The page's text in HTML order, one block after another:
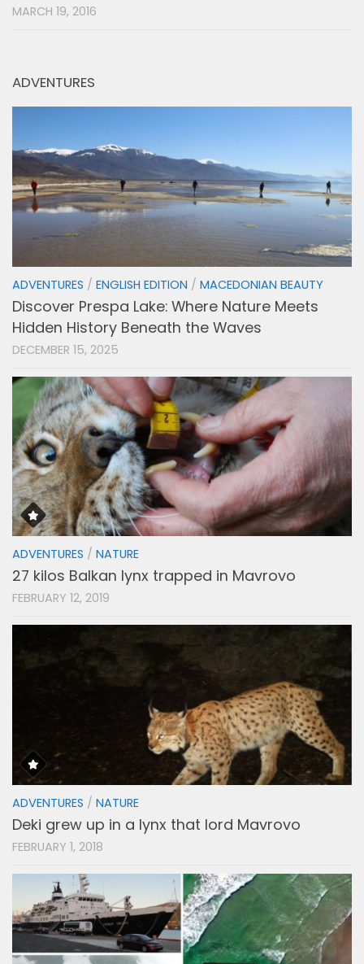
MARCH 19, 2016
ADVENTURES
ADVENTURES / ENGLISH EDITION / MACEDONIAN BEAUTY
Discover Prespa Lake: Where Nature Meets
Hidden History Beneath the Waves
DECEMBER 15, 2025
ADVENTURES / NATURE
27 kilos Balkan lynx trapped in Mavrovo
FEBRUARY 12, 2019
ADVENTURES / NATURE
Deki grew up in a lynx that lord Mavrovo
FEBRUARY 1, 2018